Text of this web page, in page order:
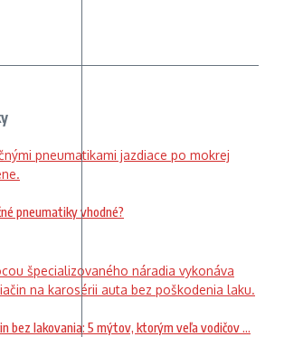
pneumatiky vhodné?
bez lakovania: 5 mýtov, ktorým veľa vodičov ...